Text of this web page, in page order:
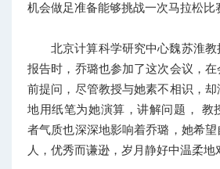
机会做足准备能够挑战一次马拉松比
北京计算科学研究中心魏苏淮
报告时，乔璐也参加了这次会议，
前提问，尽管教授与她素不相识，
地用纸笔为她演算，讲解问题， 教
者气质也深深地影响着乔璐，她希
人，优秀而谦逊，岁月静好中温柔地